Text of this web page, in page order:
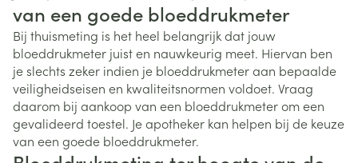
van een goede bloeddrukmeter
Bij thuismeting is het heel belangrijk dat jouw
bloeddrukmeter juist en nauwkeurig meet. Hiervan ben
je slechts zeker indien je bloeddrukmeter aan bepaalde
veiligheidseisen en kwaliteitsnormen voldoet. Vraag
daarom bij aankoop van een bloeddrukmeter om een
gevalideerd toestel. Je apotheker kan helpen bij de keuze
van een goede bloeddrukmeter.